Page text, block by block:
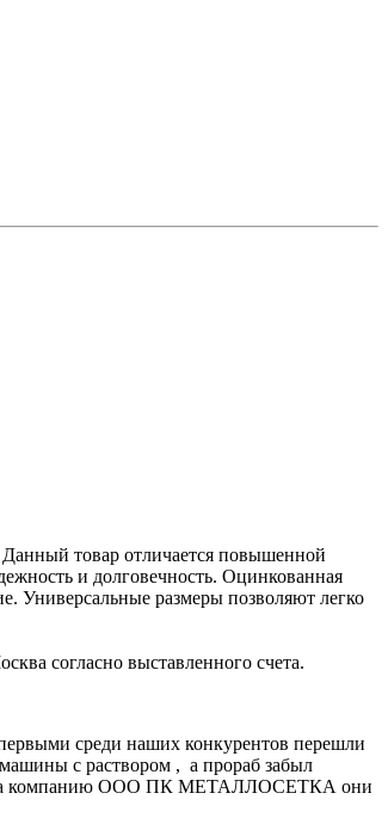
товар отличается повышенной
и долговечность. Оцинкованная
Универсальные размеры позволяют легко
согласно выставленного счета.
среди наших конкурентов перешли
с раствором , а прораб забыл
на компанию ООО ПК МЕТАЛЛОСЕТКА они